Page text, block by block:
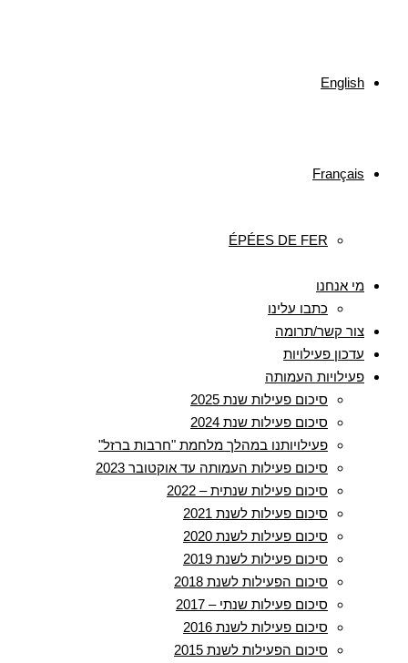
English
Français
ÉPÉES DE FER
מי אנחנו
כתבו עלינו
צור קשר/תרומה
עדכון פעילויות
פעילויות העמותה
סיכום פעילות שנת 2025
סיכום פעילות שנת 2024
פעילויותנו במהלך מלחמת "חרבות ברזל"
סיכום פעילות העמותה עד אוקטובר 2023
סיכום פעילות שנתית – 2022
סיכום פעילות לשנת 2021
סיכום פעילות לשנת 2020
סיכום פעילות לשנת 2019
סיכום הפעילות לשנת 2018
סיכום פעילות שנתי – 2017
סיכום פעילות לשנת 2016
סיכום הפעילות לשנת 2015